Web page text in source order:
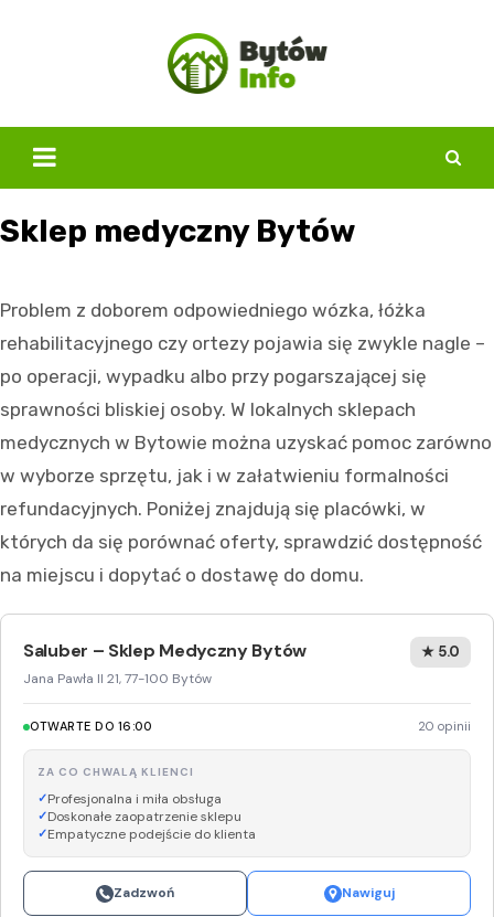
Sklep medyczny Bytów
Problem z doborem odpowiedniego wózka, łóżka
rehabilitacyjnego czy ortezy pojawia się zwykle nagle –
po operacji, wypadku albo przy pogarszającej się
sprawności bliskiej osoby. W lokalnych sklepach
medycznych w Bytowie można uzyskać pomoc zarówno
w wyborze sprzętu, jak i w załatwieniu formalności
refundacyjnych. Poniżej znajdują się placówki, w
których da się porównać oferty, sprawdzić dostępność
na miejscu i dopytać o dostawę do domu.
Saluber – Sklep Medyczny Bytów
Jana Pawła II 21, 77-100 Bytów
★ 5.0
OTWARTE DO 16:00 20 opinii
ZA CO CHWALĄ KLIENCI
Profesjonalna i miła obsługa
Doskonałe zaopatrzenie sklepu
Empatyczne podejście do klienta
Zadzwoń Nawiguj